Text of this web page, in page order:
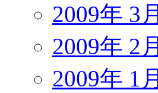
2009年 3月
2009年 2月
2009年 1月